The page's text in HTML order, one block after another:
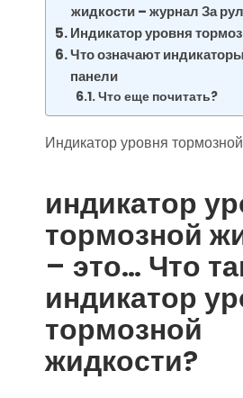
жидкости – журнал За
Индикатор уровня
Что означают
панели
Что еще почитать?
Индикатор уровня
индикатор
тормозной
– это… Что
индикатор
тормозной
жидкости?